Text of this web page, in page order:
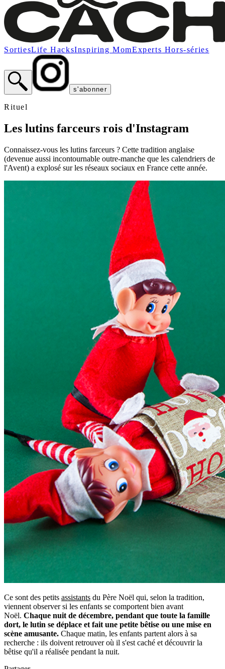
SortiesLife HacksInspiring MomExperts Hors-séries
s'abonner
Rituel
Les lutins farceurs rois d'Instagram
Connaissez-vous les lutins farceurs ? Cette tradition anglaise
(devenue aussi incontournable outre-manche que les calendriers de
l'Avent) a explosé sur les réseaux sociaux en France cette année.
Ce sont des petits assistants du Père Noël qui, selon la tradition,
viennent observer si les enfants se comportent bien avant
Noël. Chaque nuit de décembre, pendant que toute la famille
dort, le lutin se déplace et fait une petite bêtise ou une mise en
scène amusante. Chaque matin, les enfants partent alors à sa
recherche : ils doivent retrouver où il s'est caché et découvrir la
bêtise qu'il a réalisée pendant la nuit.